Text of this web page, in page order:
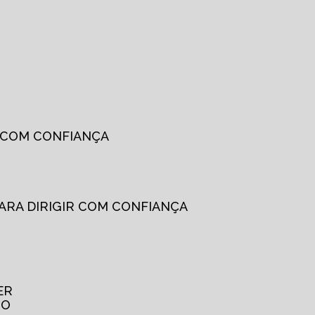
CONFIANÇA
DIRIGIR COM CONFIANÇA